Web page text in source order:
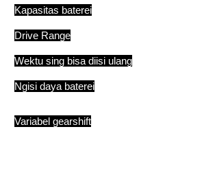
Kapasitas baterei
Drive Range
Wektu sing bisa diisi ulang
Ngisi daya baterei
Variabel gearshift